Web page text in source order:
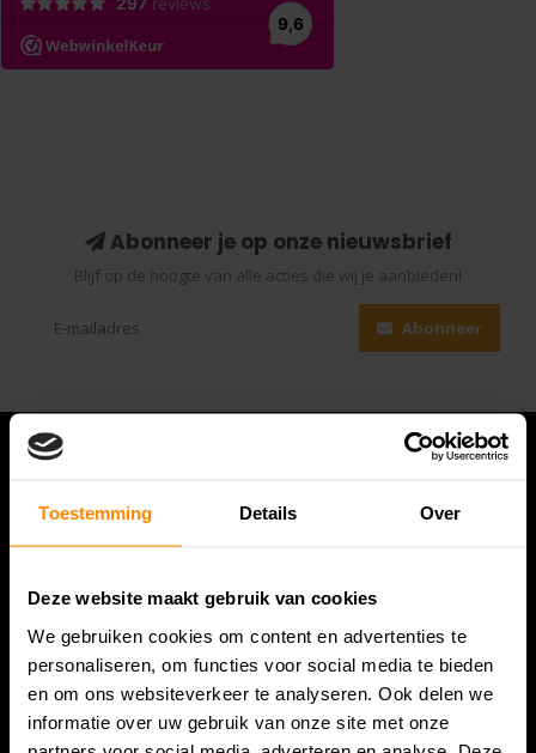
Toestemming Details Over
Deze website maakt gebruik van cookies
We gebruiken cookies om content en advertenties te
personaliseren, om functies voor social media te bieden
en om ons websiteverkeer te analyseren. Ook delen we
informatie over uw gebruik van onze site met onze
Abonneer je op onze nieuwsbrief
Blijf op de hoogte van alle acties die wij je aanbieden!
Abonneer
Bespanracket.nl is dé racketspecialist van Lelystad en
omstreken.